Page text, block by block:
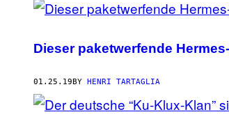
Dieser paketwerfende
01.25.19 BY HENRI TARTAGLIA